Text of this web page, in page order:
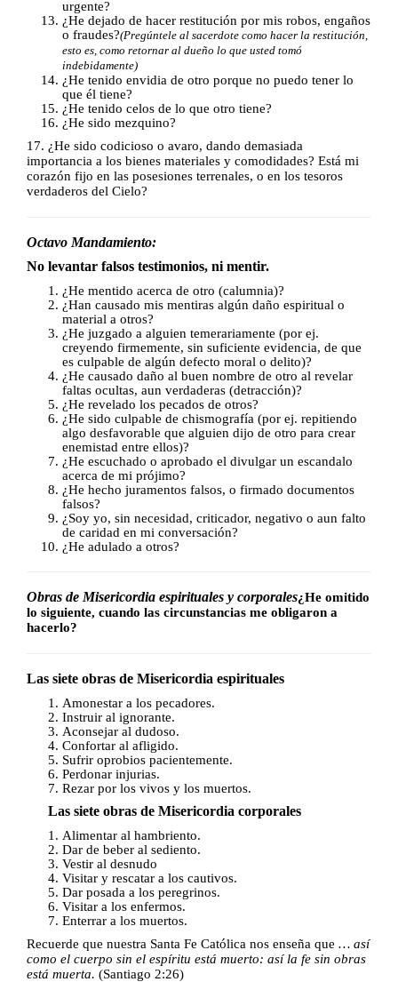
urgente?
¿He dejado de hacer restitución por mis robos, engaños
o fraudes?(Pregúntele al sacerdote como hacer la restitución,
esto es, como retornar al dueño lo que usted tomó
indebidamente)
¿He tenido envidia de otro porque no puedo tener lo
que él tiene?
¿He tenido celos de lo que otro tiene?
¿He sido mezquino?
17. ¿He sido codicioso o avaro, dando demasiada
importancia a los bienes materiales y comodidades? Está mi
corazón fijo en las posesiones terrenales, o en los tesoros
verdaderos del Cielo?
Octavo Mandamiento:
No levantar falsos testimonios, ni mentir.
¿He mentido acerca de otro (calumnia)?
¿Han causado mis mentiras algún daño espiritual o
material a otros?
¿He juzgado a alguien temerariamente (por ej.
creyendo firmemente, sin suficiente evidencia, de que
es culpable de algún defecto moral o delito)?
¿He causado daño al buen nombre de otro al revelar
faltas ocultas, aun verdaderas (detracción)?
¿He revelado los pecados de otros?
¿He sido culpable de chismografía (por ej. repitiendo
algo desfavorable que alguien dijo de otro para crear
enemistad entre ellos)?
¿He escuchado o aprobado el divulgar un escandalo
acerca de mi prójimo?
¿He hecho juramentos falsos, o firmado documentos
falsos?
¿Soy yo, sin necesidad, criticador, negativo o aun falto
de caridad en mi conversación?
¿He adulado a otros?
Obras de Misericordia espirituales y corporales¿He omitido
lo siguiente, cuando las circunstancias me obligaron a
hacerlo?
Las siete obras de Misericordia espirituales
Amonestar a los pecadores.
Instruir al ignorante.
Aconsejar al dudoso.
Confortar al afligido.
Sufrir oprobios pacientemente.
Perdonar injurias.
Rezar por los vivos y los muertos.
Las siete obras de Misericordia corporales
Alimentar al hambriento.
Dar de beber al sediento.
Vestir al desnudo
Visitar y rescatar a los cautivos.
Dar posada a los peregrinos.
Visitar a los enfermos.
Enterrar a los muertos.
Recuerde que nuestra Santa Fe Católica nos enseña que … así
como el cuerpo sin el espíritu está muerto: así la fe sin obras
está muerta. (Santiago 2:26)